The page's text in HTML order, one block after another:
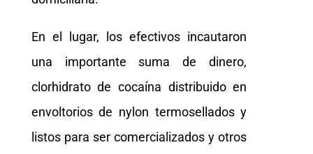
En el lugar, los efectivos incautaron
una importante suma de dinero,
clorhidrato de cocaína distribuido en
envoltorios de nylon termosellados y
listos para ser comercializados y otros